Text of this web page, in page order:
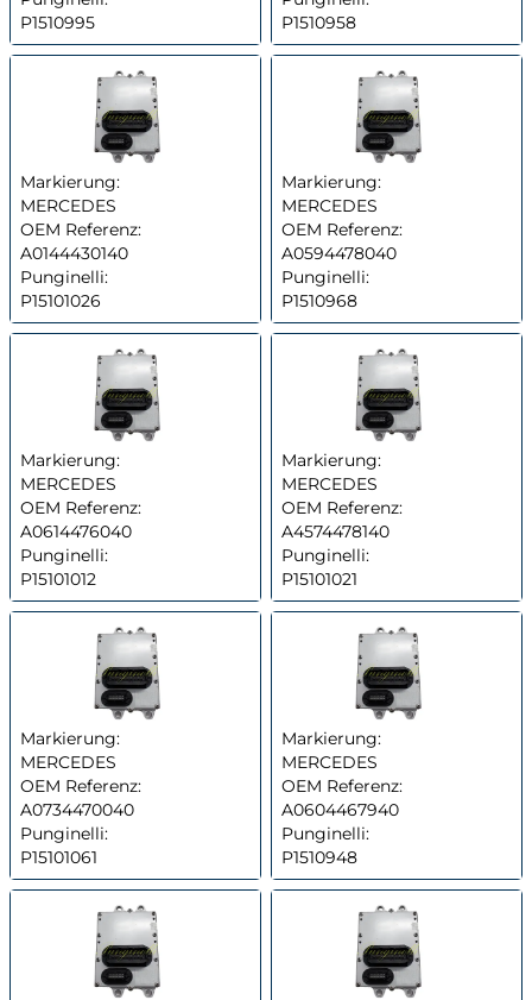
P1510995
P1510958
Markierung:
MERCEDES
OEM Referenz:
A0144430140
Punginelli:
P15101026
Markierung:
MERCEDES
OEM Referenz:
A0594478040
Punginelli:
P1510968
Markierung:
MERCEDES
OEM Referenz:
A0614476040
Punginelli:
P15101012
Markierung:
MERCEDES
OEM Referenz:
A4574478140
Punginelli:
P15101021
Markierung:
MERCEDES
OEM Referenz:
A0734470040
Punginelli:
P15101061
Markierung:
MERCEDES
OEM Referenz:
A0604467940
Punginelli:
P1510948